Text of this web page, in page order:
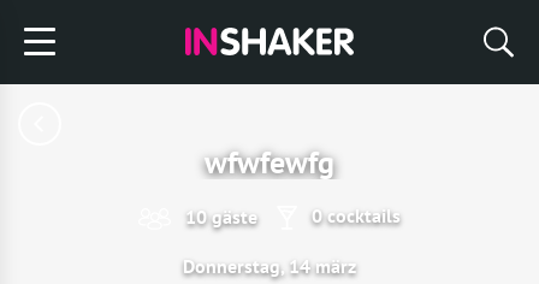
wfwfewfg
10 gäste 0 cocktails
Donnerstag, 14 märz